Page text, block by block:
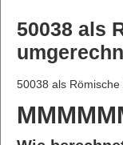
50038 als
50038 als Römische